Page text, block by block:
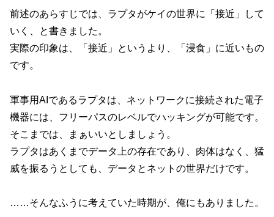
前述のあらすじでは、ラプタがケイの世界に「接近」して
いく、と書きました。
実際の印象は、「接近」というより、「浸食」に近いもの
です。
軍事用AIであるラプタは、ネットワークに接続された電子
機器には、フリーパスのレベルでハッキングが可能です。
そこまでは、まぁいいとしましょう。
ラプタはあくまでデータ上の存在であり、肉体はなく、猛
威を振るうとしても、データとネットの世界だけです。
……そんなふうに考えていた時期が、俺にもありました。